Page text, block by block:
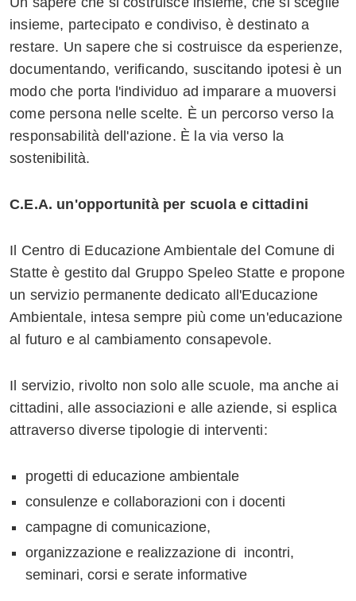
insieme, partecipato e condiviso, è destinato a
restare. Un sapere che si costruisce da esperienze,
documentando, verificando, suscitando ipotesi è un
modo che porta l'individuo ad imparare a muoversi
come persona nelle scelte. È un percorso verso la
responsabilità dell'azione. È la via verso la
sostenibilità.
C.E.A. un'opportunità per scuola e cittadini
Il Centro di Educazione Ambientale del Comune di
Statte è gestito dal Gruppo Speleo Statte e propone
un servizio permanente dedicato all'Educazione
Ambientale, intesa sempre più come un'educazione
al futuro e al cambiamento consapevole.
Il servizio, rivolto non solo alle scuole, ma anche ai
cittadini, alle associazioni e alle aziende, si esplica
attraverso diverse tipologie di interventi:
progetti di educazione ambientale
consulenze e collaborazioni con i docenti
campagne di comunicazione,
organizzazione e realizzazione di incontri,
seminari, corsi e serate informative